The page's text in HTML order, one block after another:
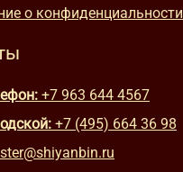
о конфиденциальности
+7 963 644 4567
+7 (495) 664 36 98